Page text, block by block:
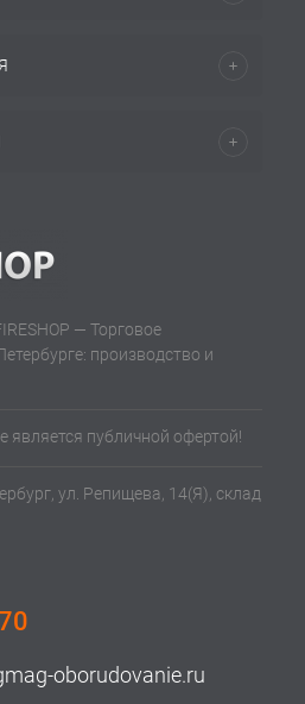
— Торговое
производство и
является публичной офертой!
ул. Репищева, 14(Я), склад
oborudovanie.ru